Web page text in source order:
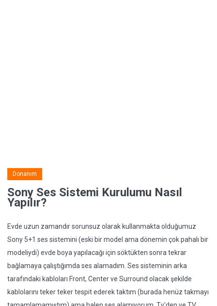
Donanım
Sony Ses Sistemi Kurulumu Nasıl
Yapılır?
Evde uzun zamandır sorunsuz olarak kullanmakta olduğumuz
Sony 5+1 ses sistemini (eski bir model ama dönemin çok pahalı bir
modeliydi) evde boya yapılacağı için söktükten sonra tekrar
bağlamaya çalıştığımda ses alamadım. Ses sisteminin arka
tarafındaki kabloları Front, Center ve Surround olacak şekilde
kablolarını teker teker tespit ederek taktım (burada henüz takmayı